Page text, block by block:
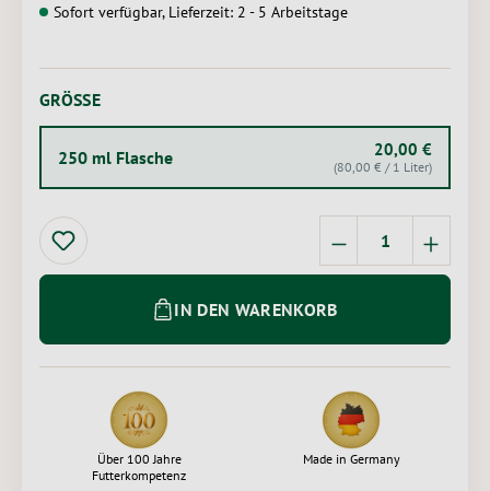
Sofort verfügbar, Lieferzeit: 2 - 5 Arbeitstage
GRÖSSE AUSWÄHLEN
250 ml Flasche 20,00 €
(80,00 € / 1 Liter)
Produkt
IN DEN WARENKORB
Über 100 Jahre
Futterkompetenz
Made in Germany